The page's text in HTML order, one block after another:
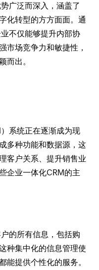
广泛而深入，涵盖了
化转型的方方面面。通
不仅能够提升内部协
市场竞争力和敏捷性，
而出。
系统正在逐渐成为现
多种功能和数据源，这
客户关系、提升销售业
企业一体化CRM的主
的所有信息，包括购
种集中化的信息管理使
能提供个性化的服务。